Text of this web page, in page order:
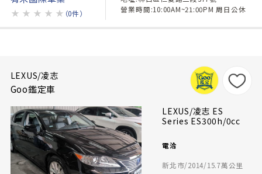
★ ★ ★ ★ ★ （0件）
營業時間:10:00AM~21:00PM 周日公休
LEXUS/凌志
Goo鑑定車
LEXUS/凌志 ES
Series ES300h/0cc
電洽
新北市/2014/15.7萬公里